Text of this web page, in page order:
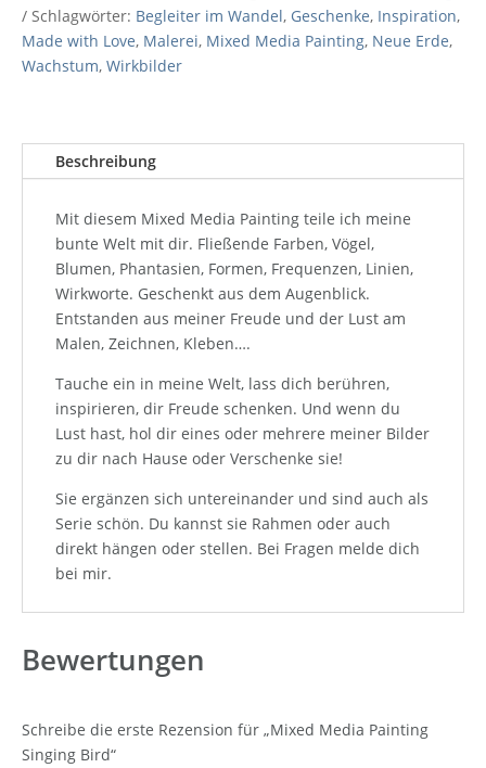
Schlagwörter: Begleiter im Wandel, Geschenke, Inspiration,
Made with Love, Malerei, Mixed Media Painting, Neue Erde,
Wachstum, Wirkbilder
Beschreibung
Mit diesem Mixed Media Painting teile ich meine
bunte Welt mit dir. Fließende Farben, Vögel,
Blumen, Phantasien, Formen, Frequenzen, Linien,
Wirkworte. Geschenkt aus dem Augenblick.
Entstanden aus meiner Freude und der Lust am
Malen, Zeichnen, Kleben….
Tauche ein in meine Welt, lass dich berühren,
inspirieren, dir Freude schenken. Und wenn du
Lust hast, hol dir eines oder mehrere meiner Bilder
zu dir nach Hause oder Verschenke sie!
Sie ergänzen sich untereinander und sind auch als
Serie schön. Du kannst sie Rahmen oder auch
direkt hängen oder stellen. Bei Fragen melde dich
bei mir.
Bewertungen
Schreibe die erste Rezension für „Mixed Media Painting
Singing Bird“